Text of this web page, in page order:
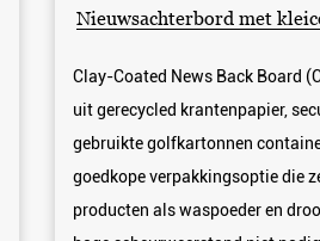
Nieuwsachterbord met
Clay-Coated News Back Board
uit gerecycled krantenpapier,
gebruikte golfkartonnen
goedkope verpakkingsoptie die
producten als waspoeder en